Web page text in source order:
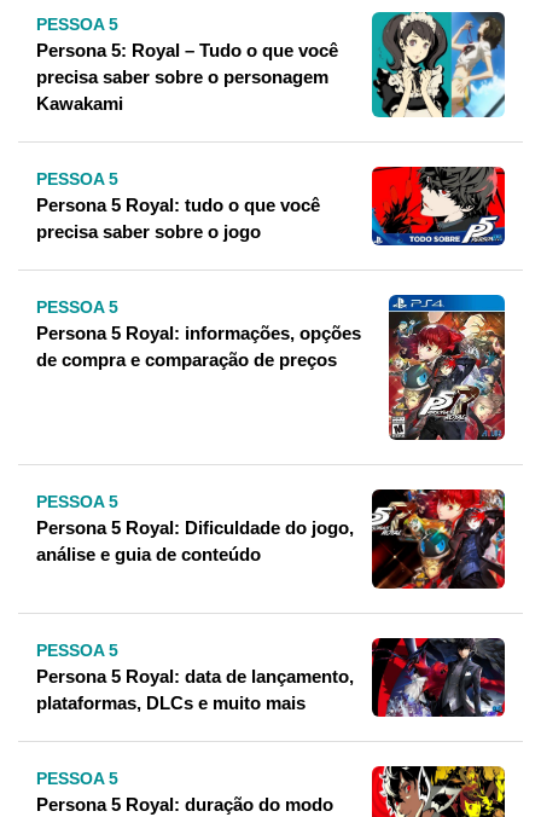
PESSOA 5
Persona 5: Royal – Tudo o que você
precisa saber sobre o personagem
Kawakami
PESSOA 5
Persona 5 Royal: tudo o que você
precisa saber sobre o jogo
PESSOA 5
Persona 5 Royal: informações, opções
de compra e comparação de preços
PESSOA 5
Persona 5 Royal: Dificuldade do jogo,
análise e guia de conteúdo
PESSOA 5
Persona 5 Royal: data de lançamento,
plataformas, DLCs e muito mais
PESSOA 5
Persona 5 Royal: duração do modo